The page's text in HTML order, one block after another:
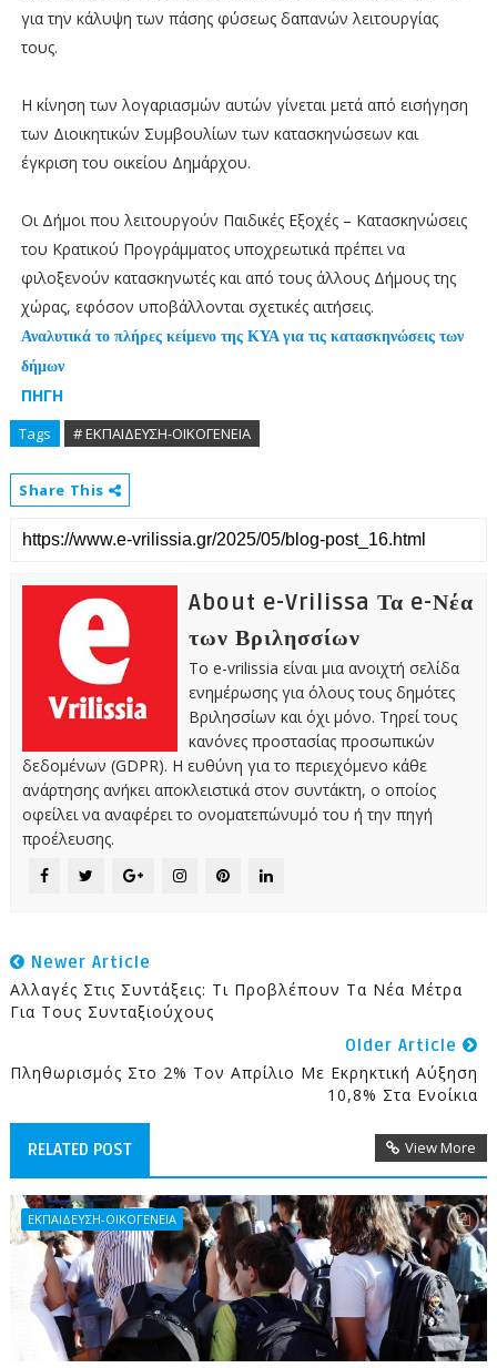
για την κάλυψη των πάσης φύσεως δαπανών λειτουργίας
τους.
Η κίνηση των λογαριασμών αυτών γίνεται μετά από εισήγηση
των Διοικητικών Συμβουλίων των κατασκηνώσεων και
έγκριση του οικείου Δημάρχου.
Οι Δήμοι που λειτουργούν Παιδικές Εξοχές – Κατασκηνώσεις
του Κρατικού Προγράμματος υποχρεωτικά πρέπει να
φιλοξενούν κατασκηνωτές και από τους άλλους Δήμους της
χώρας, εφόσον υποβάλλονται σχετικές αιτήσεις.
Αναλυτικά το πλήρες κείμενο της ΚΥΑ για τις κατασκηνώσεις των
δήμων
ΠΗΓΗ
Tags # ΕΚΠΑΙΔΕΥΣΗ-ΟΙΚΟΓΕΝΕΙΑ
Share This
About e-Vrilissa Τα e-Νέα
των Βριλησσίων
Το e-vrilissia είναι μια ανοιχτή σελίδα
ενημέρωσης για όλους τους δημότες
Βριλησσίων και όχι μόνο. Τηρεί τους
κανόνες προστασίας προσωπικών
δεδομένων (GDPR). Η ευθύνη για το περιεχόμενο κάθε
ανάρτησης ανήκει αποκλειστικά στον συντάκτη, ο οποίος
οφείλει να αναφέρει το ονοματεπώνυμό του ή την πηγή
προέλευσης.
Newer Article
Αλλαγές Στις Συντάξεις: Τι Προβλέπουν Τα Νέα Μέτρα
Για Τους Συνταξιούχους
Older Article
Πληθωρισμός Στο 2% Τον Απρίλιο Με Εκρηκτική Αύξηση
10,8% Στα Ενοίκια
RELATED POST View More
ΕΚΠΑΙΔΕΥΣΗ-ΟΙΚΟΓΕΝΕΙΑ